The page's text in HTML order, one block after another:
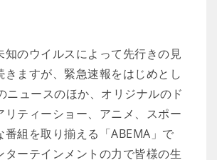
のウイルスによって先行きの見
きますが、緊急速報をはじめとし
ニュースのほか、オリジナルのド
リティーショー、アニメ、スポー
番組を取り揃える「ABEMA」で
ターテインメントの力で皆様の生